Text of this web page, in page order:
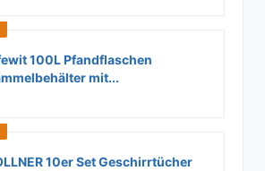
100L Pfandflaschen
mit...
10er Set Geschirrtücher